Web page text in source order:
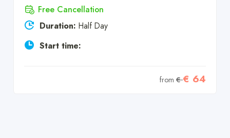
Free Cancellation
Duration: Half Day
Start time:
from€€ 64